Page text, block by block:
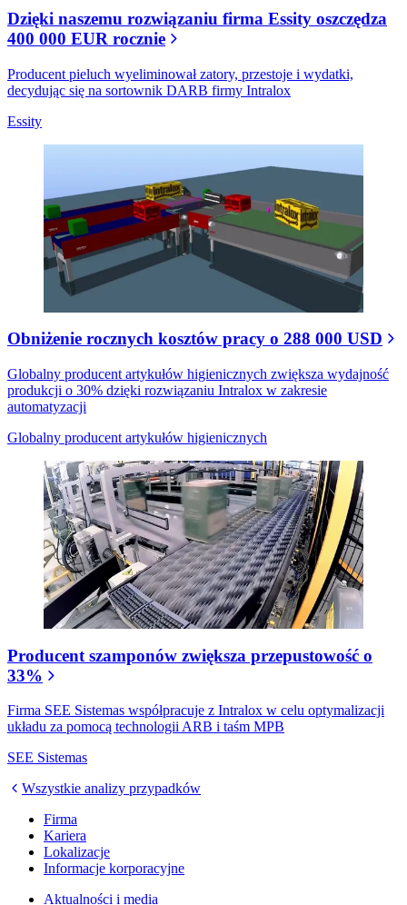
Dzięki naszemu rozwiązaniu firma Essity oszczędza
400 000 EUR rocznie
Producent pieluch wyeliminował zatory, przestoje i wydatki,
decydując się na sortownik DARB firmy Intralox
Essity
Obniżenie rocznych kosztów pracy o 288 000 USD
Globalny producent artykułów higienicznych zwiększa wydajność
produkcji o 30% dzięki rozwiązaniu Intralox w zakresie
automatyzacji
Globalny producent artykułów higienicznych
Producent szamponów zwiększa przepustowość o
33%
Firma SEE Sistemas współpracuje z Intralox w celu optymalizacji
układu za pomocą technologii ARB i taśm MPB
SEE Sistemas
Wszystkie analizy przypadków
Firma
Kariera
Lokalizacje
Informacje korporacyjne
Aktualności i media